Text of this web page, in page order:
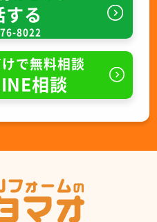
する
8022
で無料相談
相談